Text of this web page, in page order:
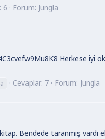
6 Forum: Jungla
Herkese iyi
Cevaplar: 7 Forum: Jungla
Bendede taranmış vardı